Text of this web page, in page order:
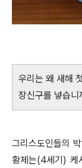
우리는 왜 새해
장신구를 넣습니
그리스도인들의
황제는(4세기) 케